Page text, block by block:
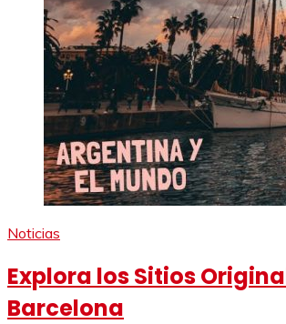
Noticias
Explora los Sitios
Barcelona